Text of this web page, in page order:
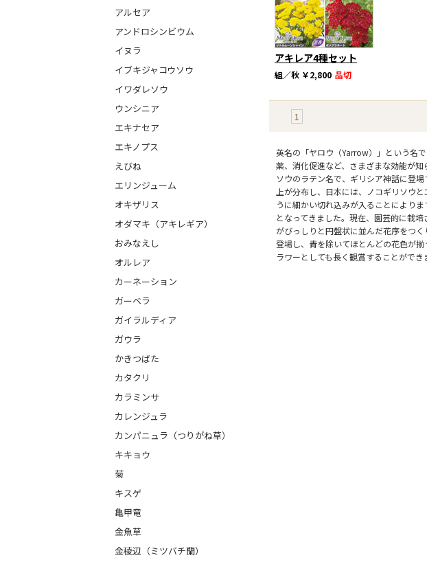
アルセア
アンドロシンビウム
イヌラ
イブキジャコウソウ
イワダレソウ
ウンシニア
エキナセア
エキノプス
えびね
エリンジューム
オキザリス
オダマキ（アキレギア）
おみなえし
オルレア
カーネーション
ガーベラ
ガイラルディア
ガウラ
かきつばた
カタクリ
カラミンサ
カレンジュラ
カンパニュラ（つりがね草）
キキョウ
菊
キスゲ
亀甲竜
金魚草
金稜辺（ミツバチ蘭）
アキレア4種セット
組／秋 ￥2,800 品切
1
英名の「ヤロウ（Yarrow）」という名
薬、消化促進など、さまざまな効能が
ソウのラテン名で、ギリシア神話に登
上が分布し、日本には、ノコギリソウ
うに細かい切れ込みが入ることにより
となってきました。現在、園芸的に栽
がびっしりと円盤状に並んだ花序をつ
登場し、青を除いてほとんどの花色が
ラワーとしても長く観賞することができ